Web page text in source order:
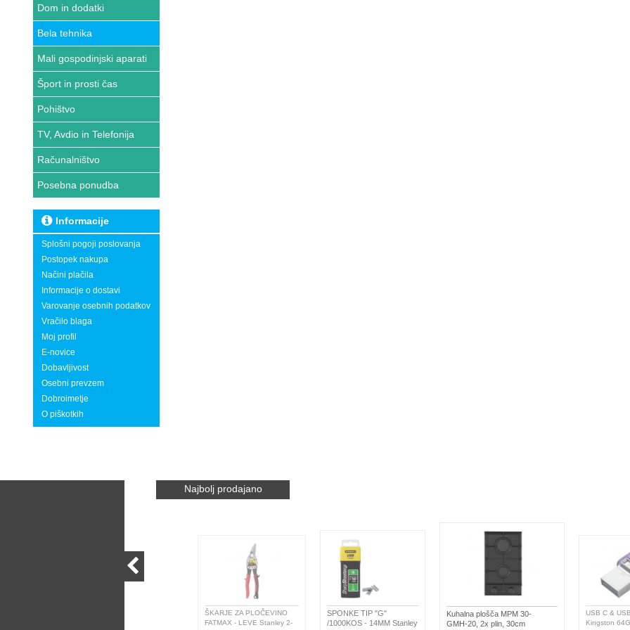
Dom in dodatki
Bela tehnika
Mali gospodinjski aparati
Šport in prosti čas
Pohištvo
TV, Avdio in Telefonija
Računalništvo
Posebna ponudba
Informacije
Splošni pogoji poslovanja
Postopek nakupa
Načini plačila
Informacije o dostavi
Varovanje osebnih podatkov
Vračilo blaga
Moj profil
E-novice
Dobavljivost
Osebni prevzem
Dobroimetje
O piškotkih
Najbolj prodajano
ŠKARJE ZA PLOČEVINO
FATMAX - LEVE Stanley 2-
SPONKE TIP "G"
/1000KOS - 14MM Stanley
Kuhalna plošča MPM
30-GMH-20, 2x plin,
USB C & USB DISK
Kingston 64GB DT